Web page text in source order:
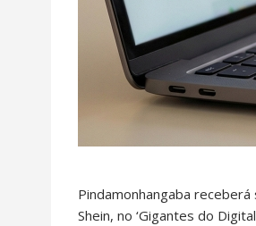
Pindamonhangaba
Shein, no ‘Gigantes do